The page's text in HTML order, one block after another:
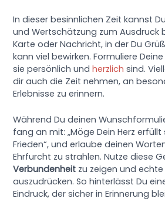
In dieser besinnlichen Zeit kannst
und Wertschätzung zum Ausdruck
Karte oder Nachricht, in der Du
kann viel bewirken. Formuliere
sie persönlich undherzlich sind.
dir auch die Zeit nehmen, an
Erlebnisse zu erinnern.
Während Du deinen
fang an mit: „Möge Dein Herz
Frieden“, und erlaube deinen
Ehrfurcht zu strahlen. Nutze diese
Verbundenheit zu zeigen und
auszudrücken. So hinterlässt Du
Eindruck, der sicher in Erinnerung